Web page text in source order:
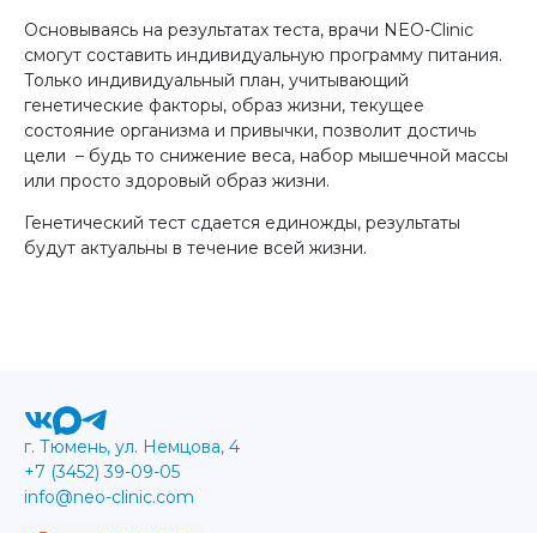
Основываясь на результатах теста, врачи NEO-Clinic
смогут составить индивидуальную программу питания.
Только индивидуальный план, учитывающий
генетические факторы, образ жизни, текущее
состояние организма и привычки, позволит достичь
цели – будь то снижение веса, набор мышечной массы
или просто здоровый образ жизни.
Генетический тест сдается единожды, результаты
будут актуальны в течение всей жизни.
г. Тюмень, ул. Немцова, 4
+7 (3452) 39-09-05
info@neo-clinic.com